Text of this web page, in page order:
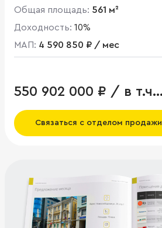
Общая площадь: 561 м²
Доходность: 10%
МАП: 4 590 850 ₽ / мес
550 902 000 ₽ / в т.ч.
НДС
Связаться с отделом продажи